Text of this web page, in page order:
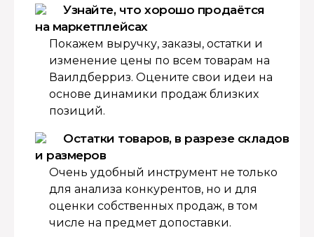
Узнайте, что хорошо продаётся
на маркетплейсах
Покажем выручку, заказы, остатки и
изменение цены по всем товарам на
Ваилдберриз. Оцените свои идеи на
основе динамики продаж близких
позиций.
Остатки товаров, в разрезе складов
и размеров
Очень удобный инструмент не только
для анализа конкурентов, но и для
оценки собственных продаж, в том
числе на предмет допоставки.